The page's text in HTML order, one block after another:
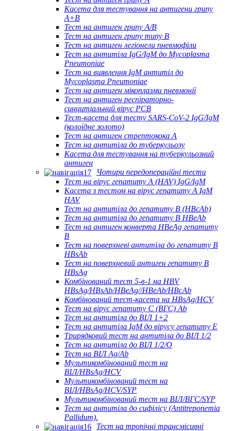
Касета для тестування на антигени грипу
A+B
Тест на антиген грипу A/B
Тест на антиген грипу типу B
Тест на антиген легіонели пневмофіли
Тест на антитіла IgG/IgM до Mycoplasma
Pneumoniae
Тест на виявлення IgM антитіл до
Mycoplasma Pneumoniae
Тест на антиген мікоплазми пневмонії
Тест на антиген респіраторно-
синцитіальний вірус РСВ
Тест-касета для тесту SARS-CoV-2 IgG/IgM
(колоїдне золото)
Тест на антиген стрептокока А
Тест на антитіла до туберкульозу
Касета для тестування на туберкульозний
антиген
Чотири передопераційні тести
Тест на вірус гепатиту А (HAV) IgG/IgM
Касета з тестом на вірус гепатиту А IgM
HAV
Тест на антитіла до гепатиту B (HBcAb)
Тест на антитіла до гепатиту B HBeAb
Тест на антиген конверта HBeAg гепатиту
B
Тест на поверхневі антитіла до гепатиту B
HBsAb
Тест на поверхневий антиген гепатиту B
HBsAg
Комбінований тест 5-в-1 на HBV
HBsAg/HBsAb/HBeAg//HBeAb/HBcAb
Комбінований тест-касета на HBsAg/HCV
Тест на вірус гепатиту С (ВГС) Ab
Тест на антитіла до ВІЛ 1+2
Тест на антитіла IgM до вірусу гепатиту Е
Трирядковий тест на антитіла до ВІЛ 1/2
Тест на антитіла до ВІЛ 1/2/O
Тест на ВІЛ Ag/Ab
Мультикомбінований тест на
ВІЛ/HBsAg/HCV
Мультикомбінований тест на
ВІЛ/HBsAg/HCV/SYP
Мультикомбінований тест на ВІЛ/ВГС/SYP
Тест на антитіла до сифілісу (Antitreponemia
Pallidum).
Тест на тропічні трансмісивні